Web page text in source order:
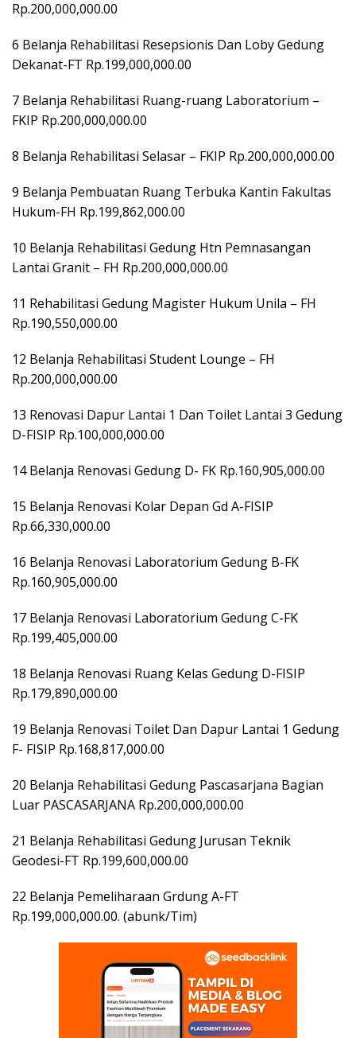
Rp.200,000,000.00
6 Belanja Rehabilitasi Resepsionis Dan Loby Gedung
Dekanat-FT Rp.199,000,000.00
7 Belanja Rehabilitasi Ruang-ruang Laboratorium –
FKIP Rp.200,000,000.00
8 Belanja Rehabilitasi Selasar – FKIP Rp.200,000,000.00
9 Belanja Pembuatan Ruang Terbuka Kantin Fakultas
Hukum-FH Rp.199,862,000.00
10 Belanja Rehabilitasi Gedung Htn Pemnasangan
Lantai Granit – FH Rp.200,000,000.00
11 Rehabilitasi Gedung Magister Hukum Unila – FH
Rp.190,550,000.00
12 Belanja Rehabilitasi Student Lounge – FH
Rp.200,000,000.00
13 Renovasi Dapur Lantai 1 Dan Toilet Lantai 3 Gedung
D-FISIP Rp.100,000,000.00
14 Belanja Renovasi Gedung D- FK Rp.160,905,000.00
15 Belanja Renovasi Kolar Depan Gd A-FISIP
Rp.66,330,000.00
16 Belanja Renovasi Laboratorium Gedung B-FK
Rp.160,905,000.00
17 Belanja Renovasi Laboratorium Gedung C-FK
Rp.199,405,000.00
18 Belanja Renovasi Ruang Kelas Gedung D-FISIP
Rp.179,890,000.00
19 Belanja Renovasi Toilet Dan Dapur Lantai 1 Gedung
F- FISIP Rp.168,817,000.00
20 Belanja Rehabilitasi Gedung Pascasarjana Bagian
Luar PASCASARJANA Rp.200,000,000.00
21 Belanja Rehabilitasi Gedung Jurusan Teknik
Geodesi-FT Rp.199,600,000.00
22 Belanja Pemeliharaan Grdung A-FT
Rp.199,000,000.00. (abunk/Tim)